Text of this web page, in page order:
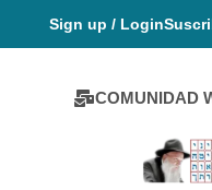
Sign up / Login
COMUNIDAD